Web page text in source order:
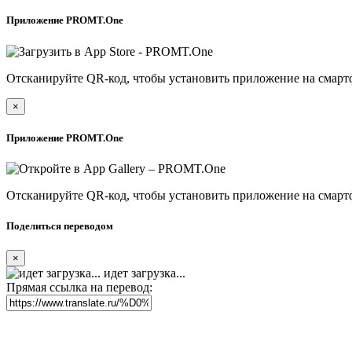
Приложение PROMT.One
Отсканируйте QR-код, чтобы установить приложение на
×
Приложение PROMT.One
Отсканируйте QR-код, чтобы установить приложение на
Поделиться переводом
×
идет загрузка...
Прямая ссылка на перевод: